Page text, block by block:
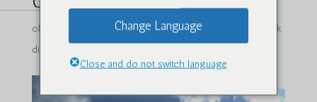
oleh charlesphillips3813@gmail.com|13 Feb 2025
Tidak
dikategorikan
Change Language
Close and do not switch language